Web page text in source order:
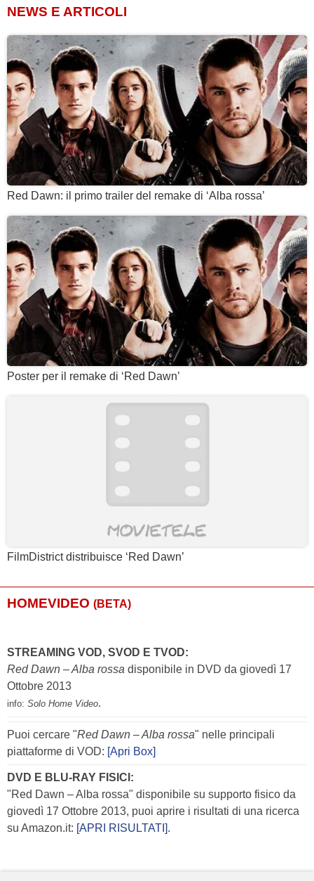
NEWS E ARTICOLI
Red Dawn: il primo trailer del remake di ‘Alba rossa’
Poster per il remake di ‘Red Dawn’
FilmDistrict distribuisce ‘Red Dawn’
HOMEVIDEO (BETA)
STREAMING VOD, SVOD E TVOD:
Red Dawn – Alba rossa disponibile in DVD da giovedì 17
Ottobre 2013
info: Solo Home Video.
Puoi cercare "Red Dawn – Alba rossa" nelle principali
piattaforme di VOD: [Apri Box]
DVD E BLU-RAY FISICI:
"Red Dawn – Alba rossa" disponibile su supporto fisico da
giovedì 17 Ottobre 2013, puoi aprire i risultati di una ricerca
su Amazon.it: [APRI RISULTATI].